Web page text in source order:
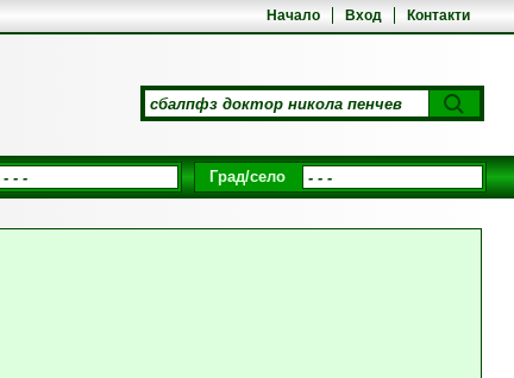
Начало Вход Контакти
Град/село